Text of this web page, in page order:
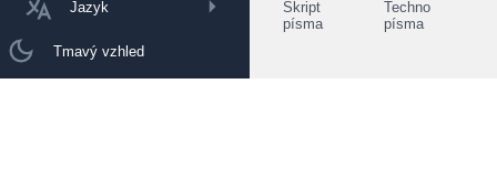
Jazyk
Tmavý vzhled
Skript
písma
Techno
písma